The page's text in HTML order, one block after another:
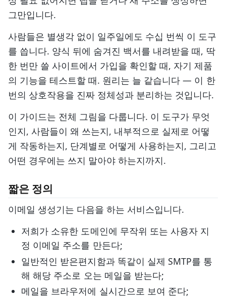
그만입니다.
사람들은 별생각 없이 일주일에도 수십 번씩 이 도구
를 씁니다. 양식 뒤에 숨겨진 백서를 내려받을 때, 딱
한 번만 쓸 사이트에서 가입을 확인할 때, 자기 제품
의 기능을 테스트할 때. 원리는 늘 같습니다 — 이 한
번의 상호작용을 진짜 정체성과 분리하는 것입니다.
이 가이드는 전체 그림을 다룹니다. 이 도구가 무엇
인지, 사람들이 왜 쓰는지, 내부적으로 실제로 어떻
게 작동하는지, 단계별로 어떻게 사용하는지, 그리고
어떤 경우에는 쓰지 말아야 하는지까지.
짧은 정의
이메일 생성기는 다음을 하는 서비스입니다.
저희가 소유한 도메인에 무작위 또는 사용자 지
정 이메일 주소를 만든다;
일반적인 받은편지함과 똑같이 실제 SMTP를 통
해 해당 주소로 오는 메일을 받는다;
메일을 브라우저에 실시간으로 보여 준다;